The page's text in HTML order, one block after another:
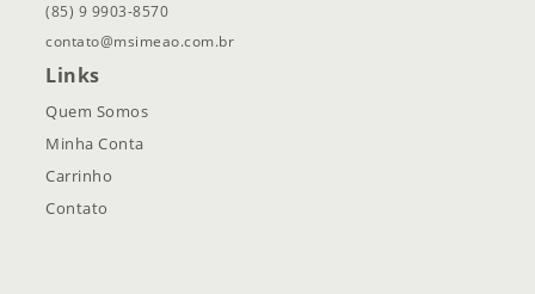
(85) 9 9903-8570
contato@msimeao.com.br
Links
Quem Somos
Minha Conta
Carrinho
Contato